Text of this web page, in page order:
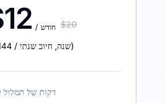
/ חודש $20
/ שנה, חיוב שנתי )
3000 דקות של